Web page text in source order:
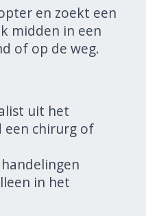
en zoekt een
midden in een
of op de weg.
uit het
een chirurg of
in het